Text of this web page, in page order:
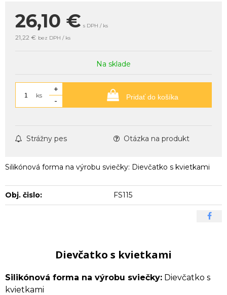
26,10 € s DPH / ks
21,22 € bez DPH / ks
Na sklade
ks
+
-
Pridať do košíka
Strážny pes Otázka na produkt
Silikónová forma na výrobu sviečky: Dievčatko s kvietkami
Obj. čislo: FS115
Dievčatko s kvietkami
Silikónová forma na výrobu sviečky: Dievčatko s
kvietkami